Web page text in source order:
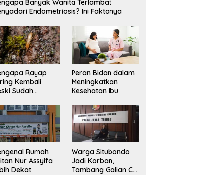
Banyak Wanita Terlambat
Endometriosis? Ini Faktanya
Rayap
Kembali
Sudah
Peran Bidan dalam
Meningkatkan
Kesehatan Ibu
Rumah
Nur Assyifa
Dekat
Warga Situbondo
Jadi Korban,
Tambang Galian C